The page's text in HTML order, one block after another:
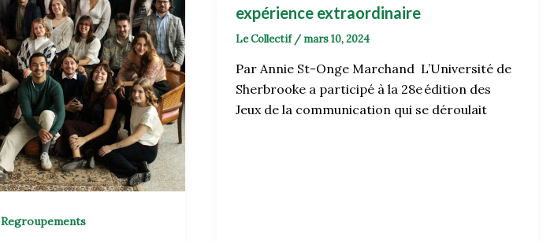
Regroupements
expérience extraordinaire
Le Collectif / mars 10, 2024
Par Annie St-Onge Marchand L’Université de
Sherbrooke a participé à la 28e édition des
Jeux de la communication qui se déroulait